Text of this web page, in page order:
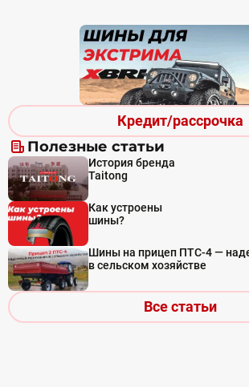
Кредит/рассрочка
Полезные статьи
История бренда
Taitong
Как устроены
шины?
Шины на прицеп ПТС-4 —
в сельском хозяйстве
Все статьи